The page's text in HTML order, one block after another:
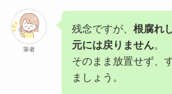
筆者
残念ですが、 根腐れ
元には戻りません。
そのまま放置せず、
ましょう。